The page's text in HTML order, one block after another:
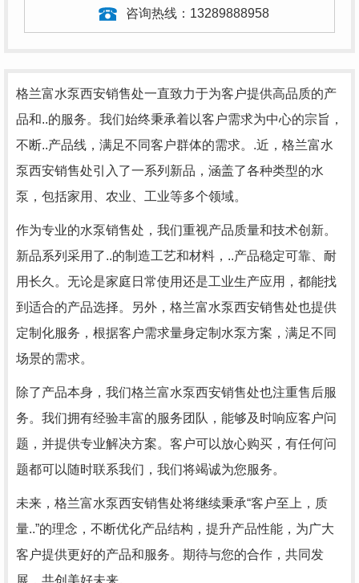
咨询热线： 13289888958
格兰富水泵西安销售处一直致力于为客户提供高品质的产
品和..的服务。我们始终秉承着以客户需求为中心的宗旨，
不断..产品线，满足不同客户群体的需求。.近，格兰富水
泵西安销售处引入了一系列新品，涵盖了各种类型的水
泵，包括家用、农业、工业等多个领域。
作为专业的水泵销售处，我们重视产品质量和技术创新。
新品系列采用了..的制造工艺和材料，..产品稳定可靠、耐
用长久。无论是家庭日常使用还是工业生产应用，都能找
到适合的产品选择。另外，格兰富水泵西安销售处也提供
定制化服务，根据客户需求量身定制水泵方案，满足不同
场景的需求。
除了产品本身，我们格兰富水泵西安销售处也注重售后服
务。我们拥有经验丰富的服务团队，能够及时响应客户问
题，并提供专业解决方案。客户可以放心购买，有任何问
题都可以随时联系我们，我们将竭诚为您服务。
未来，格兰富水泵西安销售处将继续秉承“客户至上，质
量..”的理念，不断优化产品结构，提升产品性能，为广大
客户提供更好的产品和服务。期待与您的合作，共同发
展，共创美好未来。